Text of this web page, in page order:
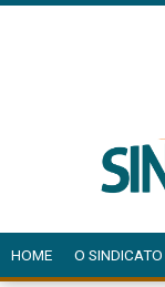
HOME O SINDICATO